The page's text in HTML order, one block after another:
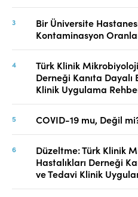
Bir Üniversite
Kontaminasyon
Türk Klinik
Derneği Kanıta Dayalı
Klinik Uygulama
COVID-19 mu, Değil
Düzeltme: Türk Klinik
Hastalıkları Derneği
ve Tedavi Klinik